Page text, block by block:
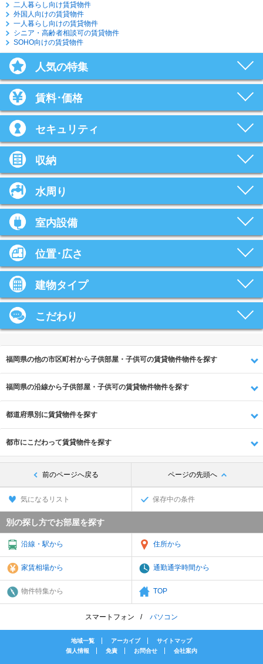
二人暮らし向け賃貸物件
外国人向けの賃貸物件
一人暮らし向けの賃貸物件
シニア・高齢者相談可の賃貸物件
SOHO向けの賃貸物件
人気の特集
賃料･価格
セキュリティ
収納
水周り
室内設備
位置･広さ
建物タイプ
こだわり
福岡県の他の市区町村から子供部屋・子供可の賃貸物件物件を探す
福岡県の沿線から子供部屋・子供可の賃貸物件物件を探す
都道府県別に賃貸物件を探す
都市にこだわって賃貸物件を探す
前のページへ戻る ページの先頭へ
気になるリスト 保存中の条件
別の探し方でお部屋を探す
沿線・駅から 住所から
家賃相場から 通勤通学時間から
物件特集から TOP
スマートフォン パソコン
地域一覧 アーカイブ
サイトマップ
個人情報
免責 お問合せ 会社案内